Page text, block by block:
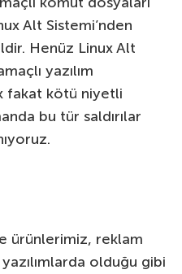
Alt Sistemi’nden
Henüz Linux Alt
yazılım
fakat kötü niyetli
bu tür saldırılar
ürünlerimiz, reklam
yazılımlarda olduğu gibi